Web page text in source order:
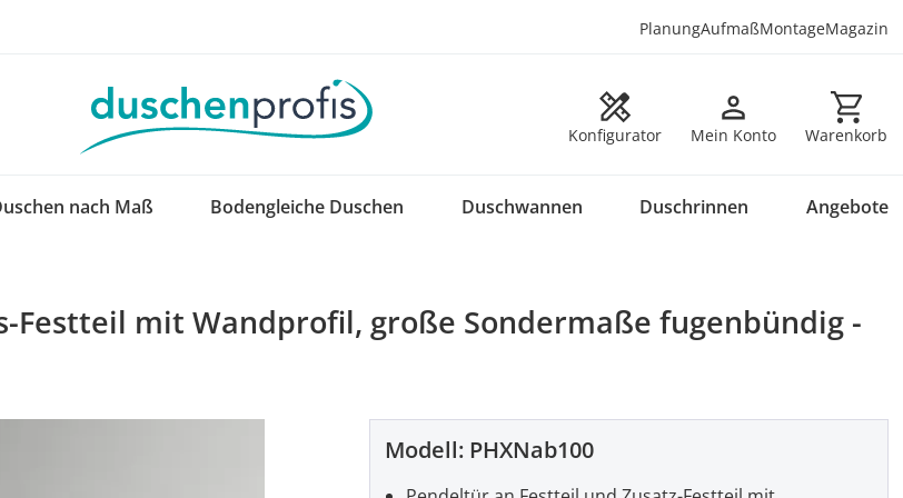
PlanungAufmaßMontageMagazin
Konfigurator Mein Konto Warenkorb
Warenkorb
nach Maß Bodengleiche Duschen Duschwannen Duschrinnen Angebote
Festteil mit Wandprofil, große Sondermaße fugenbündig -
Modell: PHXNab100